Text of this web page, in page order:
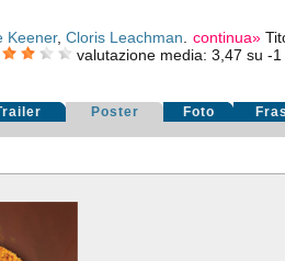
Keener,Cloris Leachman continua»
valutazione media: 3,47 su -1
Poster Foto